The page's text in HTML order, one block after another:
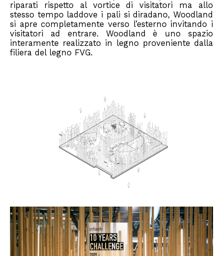
riparati rispetto al vortice di visitatori ma allo
stesso tempo laddove i pali si diradano, Woodland
si apre completamente verso l’esterno invitando i
visitatori ad entrare. Woodland è uno spazio
interamente realizzato in legno proveniente dalla
filiera del legno FVG.